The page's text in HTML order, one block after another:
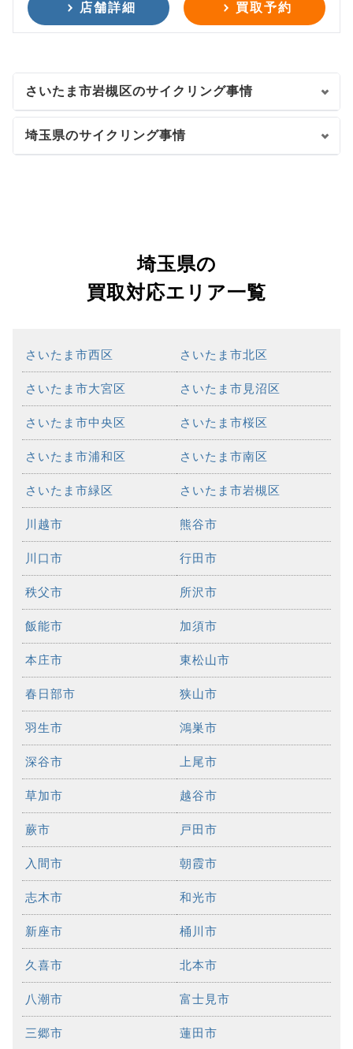
店舗詳細 買取予約
さいたま市岩槻区のサイクリング事情
埼玉県のサイクリング事情
埼玉県の
買取対応エリア一覧
さいたま市西区 さいたま市北区
さいたま市大宮区 さいたま市見沼区
さいたま市中央区 さいたま市桜区
さいたま市浦和区 さいたま市南区
さいたま市緑区 さいたま市岩槻区
川越市 熊谷市
川口市 行田市
秩父市 所沢市
飯能市 加須市
本庄市 東松山市
春日部市 狭山市
羽生市 鴻巣市
深谷市 上尾市
草加市 越谷市
蕨市 戸田市
入間市 朝霞市
志木市 和光市
新座市 桶川市
久喜市 北本市
八潮市 富士見市
三郷市 蓮田市